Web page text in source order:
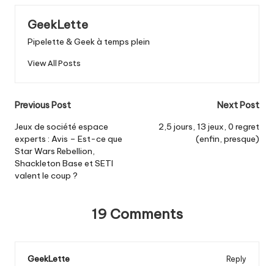
GeekLette
Pipelette & Geek à temps plein
View All Posts
Post
navigation
Previous Post
Jeux de société espace
experts : Avis – Est-ce que
Star Wars Rebellion,
Shackleton Base et SETI
valent le coup ?
Next Post
2,5 jours, 13 jeux, 0 regret
(enfin, presque)
19 Comments
GeekLette
Reply